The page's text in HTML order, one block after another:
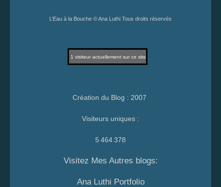
L’Eau à la Bouche © Ana Luthi Tous droits réservés
1 visiteur actuellement sur ce site
Création du Blog : 2007
Visiteurs uniques :
5 464 378
Visitez Mes Autres blogs:
Ana Luthi Portfolio